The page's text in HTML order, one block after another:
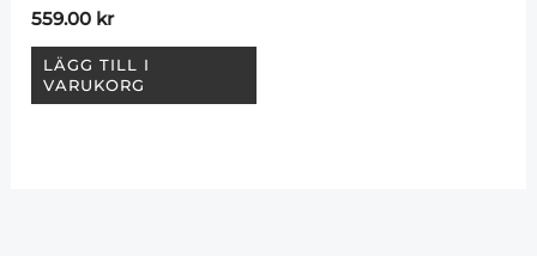
559.00 kr
LÄGG TILL I
VARUKORG